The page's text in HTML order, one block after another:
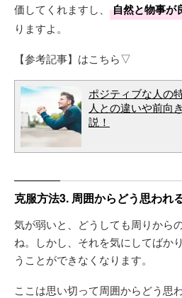
価してくれますし、
自然と物事が
りますよ。
【参考記事】はこちら▽
ポジティブな人の
人との違いや前向
説！
克服方法3. 周囲からどう思われ
気が弱いと、どうしても周りから
ね。しかし、それを気にしてばか
うことができなくなります。
ここは思い切って周囲からどう思